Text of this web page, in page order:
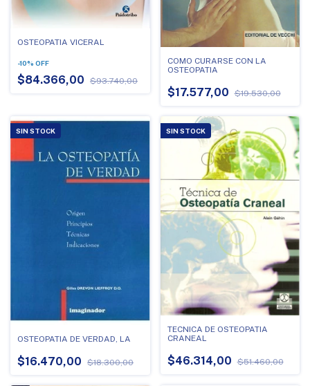
OSTEOPATIA VICERAL
-10% OFF
$84.366,00 $93.740,00
COMO CURARSE CON LA
OSTEOPATIA
$17.577,00 $19.530,00
SIN STOCK
OSTEOPATIA DE VERDAD, LA
$16.470,00 $18.300,00
SIN STOCK
TECNICA DE OSTEOPATIA
CRANEAL
$46.314,00 $51.460,00